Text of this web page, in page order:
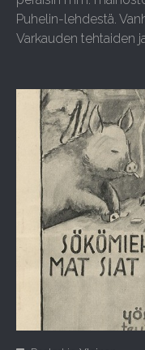
Puhelin-lehdestä.
Varkauden tehtaiden